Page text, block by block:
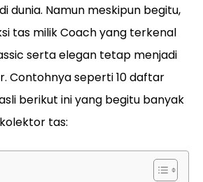
dunia. Namun meskipun begitu,
tas milik Coach yang terkenal
serta elegan tetap menjadi
Contohnya seperti 10 daftar
berikut ini yang begitu banyak
tas: